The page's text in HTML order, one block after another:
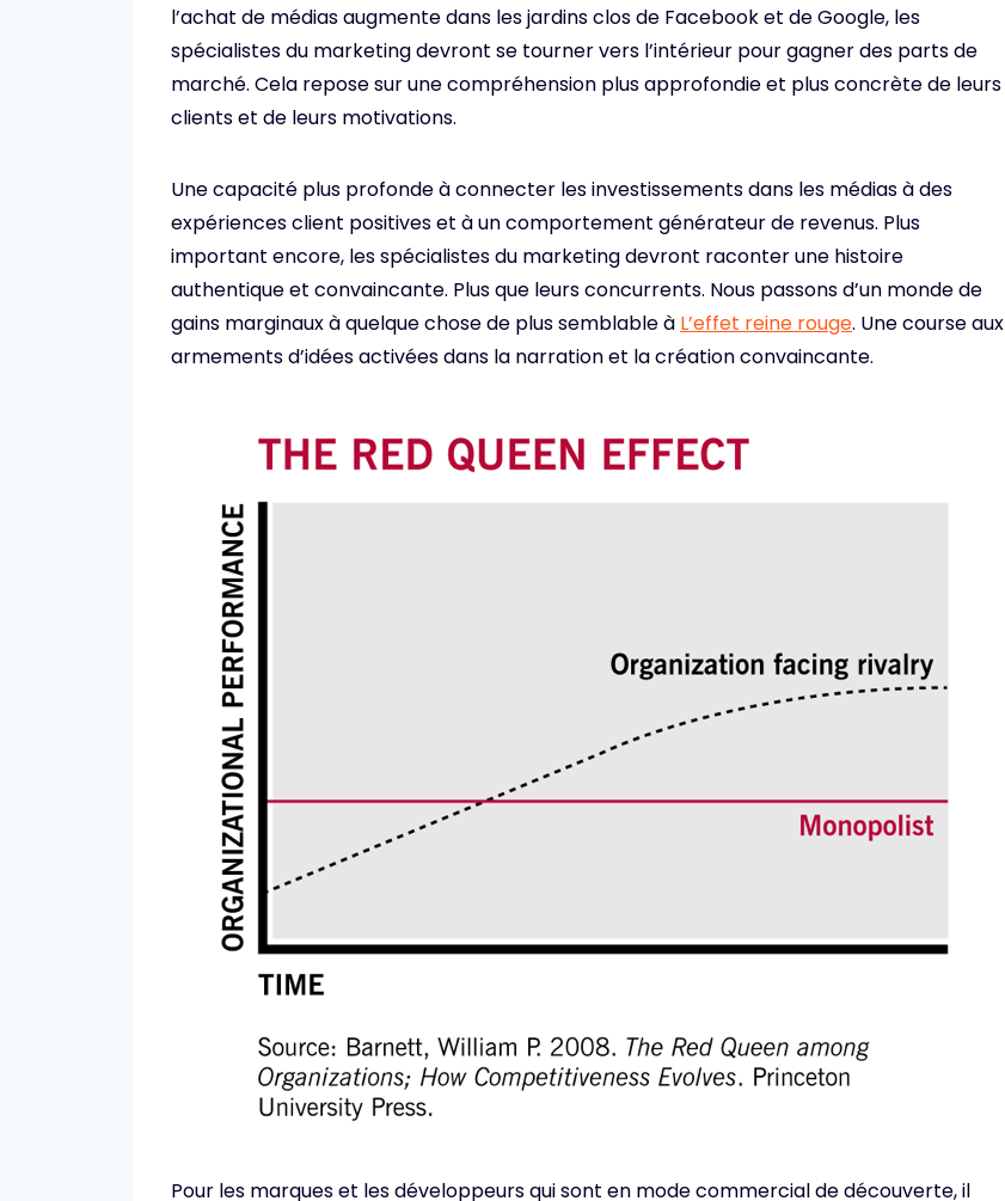
l’achat de médias augmente dans les jardins clos de Facebook et de Google, les
spécialistes du marketing devront se tourner vers l’intérieur pour gagner des parts de
marché. Cela repose sur une compréhension plus approfondie et plus concrète de leurs
clients et de leurs motivations.
Une capacité plus profonde à connecter les investissements dans les médias à des
expériences client positives et à un comportement générateur de revenus. Plus
important encore, les spécialistes du marketing devront raconter une histoire
authentique et convaincante. Plus que leurs concurrents. Nous passons d’un monde de
gains marginaux à quelque chose de plus semblable à L’effet reine rouge. Une course aux
armements d’idées activées dans la narration et la création convaincante.
Pour les marques et les développeurs qui sont en mode commercial de découverte, il